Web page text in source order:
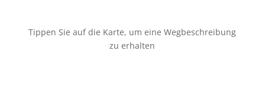
Tippen Sie auf die Karte, um eine Wegbeschreibung
zu erhalten